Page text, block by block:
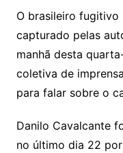
O brasileiro fugitivo
capturado pelas
manhã desta
coletiva de
para falar sobre o
Danilo Cavalcante
no último dia 22